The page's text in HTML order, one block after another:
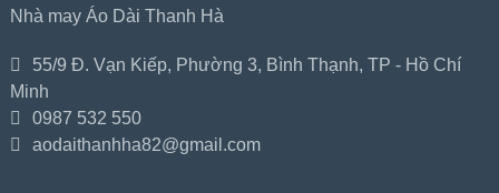
Nhà may Áo Dài Thanh Hà
55/9 Đ. Vạn Kiếp, Phường 3, Bình Thạnh, TP - Hồ Chí
Minh
0987 532 550
aodaithanhha82@gmail.com